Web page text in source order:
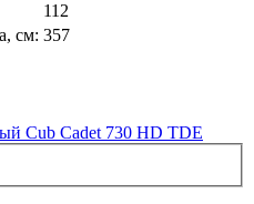
112
см: 357
Cub Cadet 730 HD TDE